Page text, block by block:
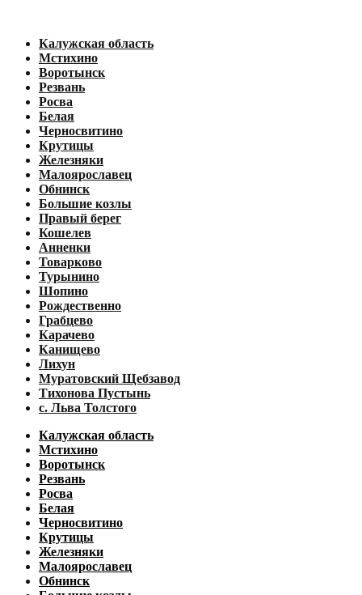
Калужская область
Мстихино
Воротынск
Резвань
Росва
Белая
Черносвитино
Крутицы
Железняки
Малоярославец
Обнинск
Большие козлы
Правый берег
Кошелев
Анненки
Товарково
Турынино
Шопино
Рождественно
Грабцево
Карачево
Канищево
Лихун
Муратовский Щебзавод
Тихонова Пустынь
с. Льва Толстого
Калужская область
Мстихино
Воротынск
Резвань
Росва
Белая
Черносвитино
Крутицы
Железняки
Малоярославец
Обнинск